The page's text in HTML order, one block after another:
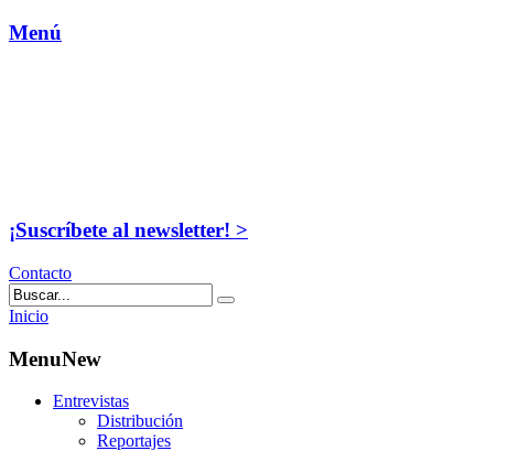
Menú
¡Suscríbete al newsletter! >
Contacto
Inicio
MenuNew
Entrevistas
Distribución
Reportajes